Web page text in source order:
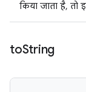
किया जाता है, तो
toString